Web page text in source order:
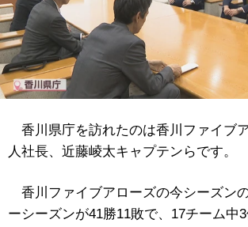
香川県庁を訪れたのは香川ファイブ
人社長、近藤崚太キャプテンらです。
香川ファイブアローズの今シーズン
ーシーズンが41勝11敗で、17チーム中